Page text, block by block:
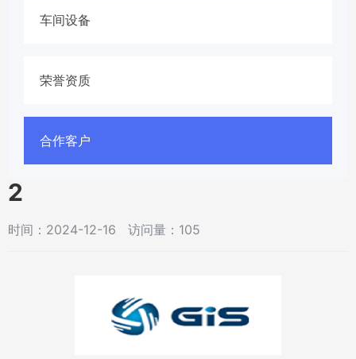
车间设备
荣誉资质
合作客户
2
时间：2024-12-16 访问量：105